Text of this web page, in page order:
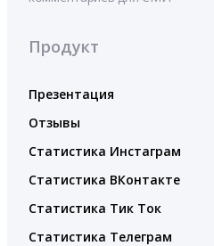
Продукт
Презентация
Отзывы
Статистика Инстаграм
Статистика ВКонтакте
Статистика Тик Ток
Статистика Телеграм